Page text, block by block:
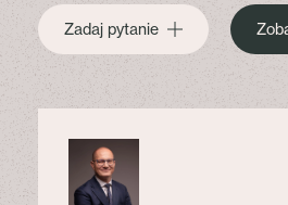
Zadaj pytanie